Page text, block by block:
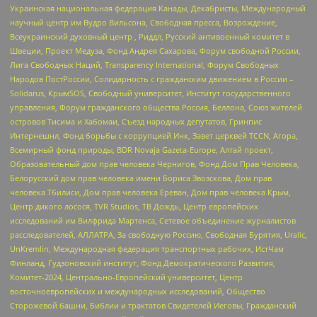
Украинская национальная федерация Канады, Декабристы, Международный
научный центр им Вудро Вильсона, Свободная пресса, Возрождение,
Всеукраинский духовный центр , Риддл, Русский антивоенный комитет в
Швеции, Проект Медуза, Фонд Андрея Сахарова, Форум свободной России,
Лига Свободных Наций, Transparеncy International, Форум Свободных
Народов ПостРоссии, Солидарность с гражданским движением в России –
Solidarus, КрымSOS, Свободный университет, Институт государственного
управления, Форум гражданского общества Россия, Беллона, Союз жителей
островов Тисима и Хабомаи, Съезд народных депутатов, Гринпис
Интернешнл, Фонд борьбы с коррупцией Инк, Завет церквей TCCN, Агора,
Всемирный фонд природы, BDR Novaja Gazeta-Europe, Алтай проект,
Образовательный дом прав человека Чернигов, Фонд Дом Прав Человека,
Белорусский дом прав человека имени Бориса Звозскова, Дом прав
человека Тбилиси, Дом прав человека Ереван, Дом прав человека Крым,
Центр дикого лосося, TVR Studios, ТВ Дождь, Центр европейских
исследований им Вилфрида Мартенса, Сетевое объединение журналистов
расследователей, АЛЛАТРА, За свободную Россию, Свободная Бурятия, Uralic,
UnKremlin, Международная федерация транспортных рабочих, ИстЧам
Финланд, Гудзоновский институт, Фонд Демократического Развития,
Комитет-2024, Центрально-Европейский университет, Центр
восточноевропейских и международных исследований, Общество
Сторожевой башни, Библии и трактатов Свидетелей Иеговы, Гражданский